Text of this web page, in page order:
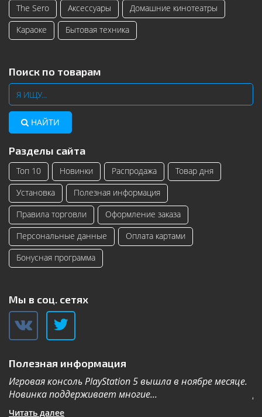
The Sero
Аксессуары
Домашние кинотеатры
Караоке
Бытовая техника
Поиск по товарам
НАЙТИ
Разделы сайта
Топ 10 Новинки Распродажа
Товар дня
Установка
Полезная информация
Правила торговли
Оформление заказа
Персональные данные
Оплата картами
Бонусная программа
Мы в соц. сетях
Полезная информация
Игровая консоль PlayStation 5 вышла в ноябре месяце.
Новинка поддерживает многие...
Читать далее